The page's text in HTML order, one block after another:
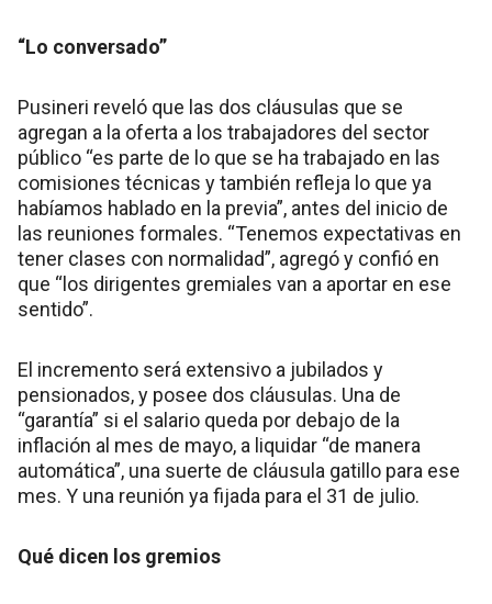
“Lo conversado”
Pusineri reveló que las dos cláusulas que se
agregan a la oferta a los trabajadores del sector
público “es parte de lo que se ha trabajado en las
comisiones técnicas y también refleja lo que ya
habíamos hablado en la previa”, antes del inicio de
las reuniones formales. “Tenemos expectativas en
tener clases con normalidad”, agregó y confió en
que “los dirigentes gremiales van a aportar en ese
sentido”.
El incremento será extensivo a jubilados y
pensionados, y posee dos cláusulas. Una de
“garantía” si el salario queda por debajo de la
inflación al mes de mayo, a liquidar “de manera
automática”, una suerte de cláusula gatillo para ese
mes. Y una reunión ya fijada para el 31 de julio.
Qué dicen los gremios